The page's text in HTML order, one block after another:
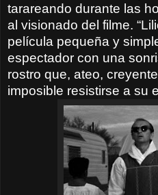
tarareando durante las
al visionado del filme.
película pequeña y
espectador con una
rostro que, ateo,
imposible resistirse a su